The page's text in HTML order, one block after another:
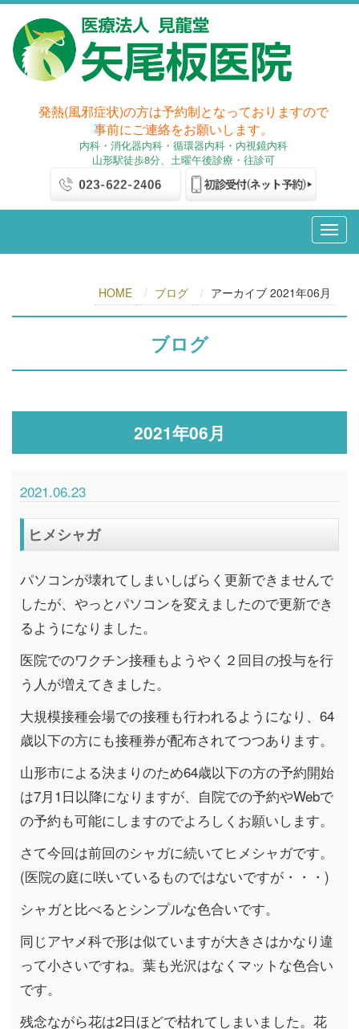
発熱(風邪症状)の方は予約制となっておりますので
事前にご連絡をお願いします。
内科・消化器内科・循環器内科・内視鏡内科
山形駅徒歩8分、土曜午後診療・往診可
HOME ブログ アーカイブ 2021年06月
ブログ
2021年06月
2021.06.23
ヒメシャガ
パソコンが壊れてしまいしばらく更新できませんで
したが、やっとパソコンを変えましたので更新でき
るようになりました。
医院でのワクチン接種もようやく２回目の投与を行
う人が増えてきました。
大規模接種会場での接種も行われるようになり、64
歳以下の方にも接種券が配布されてつつあります。
山形市による決まりのため64歳以下の方の予約開始
は7月1日以降になりますが、自院での予約やWebで
の予約も可能にしますのでよろしくお願いします。
さて今回は前回のシャガに続いてヒメシャガです。
(医院の庭に咲いているものではないですが・・・)
シャガと比べるとシンプルな色合いです。
同じアヤメ科で形は似ていますが大きさはかなり違
って小さいですね。葉も光沢はなくマットな色合い
です。
残念ながら花は2日ほどで枯れてしまいました。花